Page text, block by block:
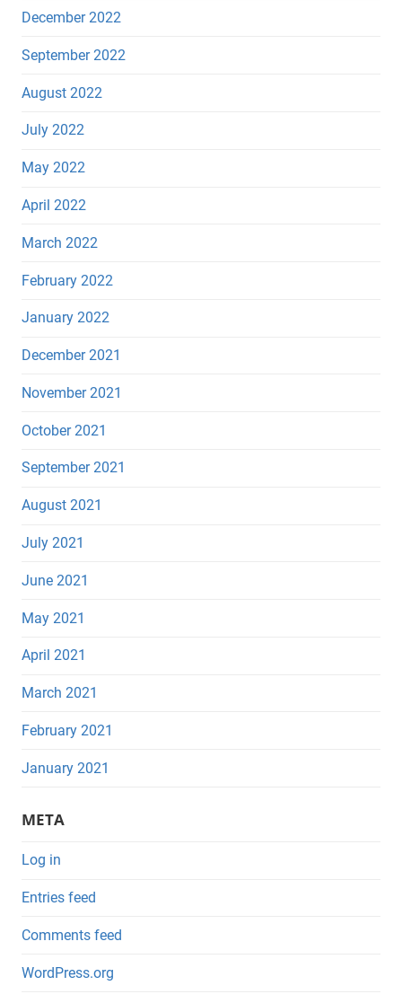
December 2022
September 2022
August 2022
July 2022
May 2022
April 2022
March 2022
February 2022
January 2022
December 2021
November 2021
October 2021
September 2021
August 2021
July 2021
June 2021
May 2021
April 2021
March 2021
February 2021
January 2021
META
Log in
Entries feed
Comments feed
WordPress.org